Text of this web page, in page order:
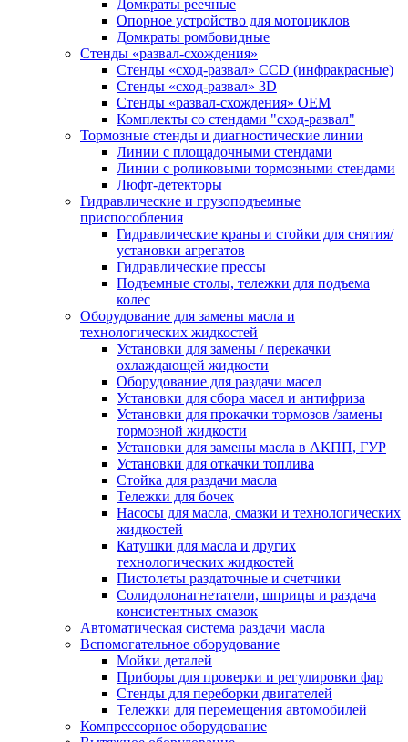
Домкраты реечные
Опорное устройство для мотоциклов
Домкраты ромбовидные
Стенды «развал-схождения»
Стенды «сход-развал» CCD (инфракрасные)
Стенды «сход-развал» 3D
Стенды «развал-схождения» ОЕМ
Комплекты со стендами "сход-развал"
Тормозные стенды и диагностические линии
Линии с площадочными стендами
Линии с роликовыми тормозными стендами
Люфт-детекторы
Гидравлические и грузоподъемные
приспособления
Гидравлические краны и стойки для снятия/
установки агрегатов
Гидравлические прессы
Подъемные столы, тележки для подъема
колес
Оборудование для замены масла и
технологических жидкостей
Установки для замены / перекачки
охлаждающей жидкости
Оборудование для раздачи масел
Установки для сбора масел и антифриза
Установки для прокачки тормозов /замены
тормозной жидкости
Установки для замены масла в АКПП, ГУР
Установки для откачки топлива
Стойка для раздачи масла
Тележки для бочек
Насосы для масла, смазки и технологических
жидкостей
Катушки для масла и других
технологических жидкостей
Пистолеты раздаточные и счетчики
Солидолонагнетатели, шприцы и раздача
консистентных смазок
Автоматическая система раздачи масла
Вспомогательное оборудование
Мойки деталей
Приборы для проверки и регулировки фар
Стенды для переборки двигателей
Тележки для перемещения автомобилей
Компрессорное оборудование